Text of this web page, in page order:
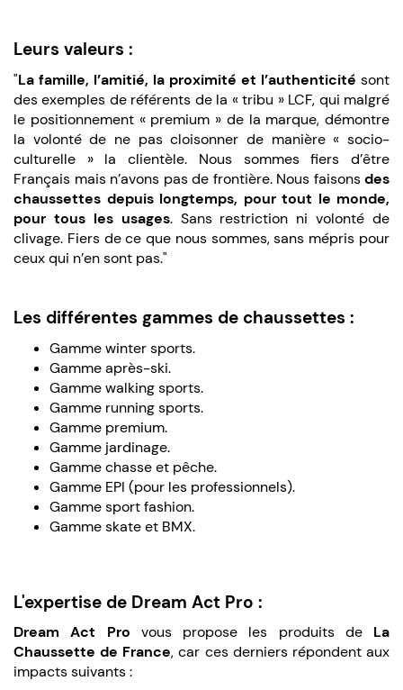
Leurs valeurs :
"La famille, l’amitié, la proximité et l’authenticité sont
des exemples de référents de la « tribu » LCF, qui malgré
le positionnement « premium » de la marque, démontre
la volonté de ne pas cloisonner de manière « socio-
culturelle » la clientèle. Nous sommes fiers d’être
Français mais n’avons pas de frontière. Nous faisonsdes
chaussettes depuis longtemps, pour tout le monde,
pour tous les usages. Sans restriction ni volonté de
clivage. Fiers de ce que nous sommes, sans mépris pour
ceux qui n’en sont pas."
Les différentes gammes de chaussettes :
Gamme winter sports.
Gamme après-ski.
Gamme walking sports.
Gamme running sports.
Gamme premium.
Gamme jardinage.
Gamme chasse et pêche.
Gamme EPI (pour les professionnels).
Gamme sport fashion.
Gamme skate et BMX.
L'expertise de Dream Act Pro :
Dream Act Pro vous propose les produits de La
Chaussette de France, car ces derniers répondent aux
impacts suivants :